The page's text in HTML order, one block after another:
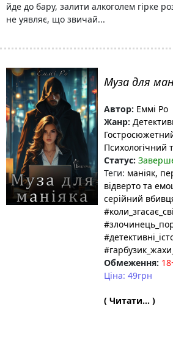
йде до бару, залити алкоголем гірке
не уявляє, що звичай...
Муза для
Автор: Еммі Ро
Жанр:
Психологічний
Статус:
Теги: маніяк,
відверто та
серійний
Обмеження:
Ціна: 49грн
( Читати... )